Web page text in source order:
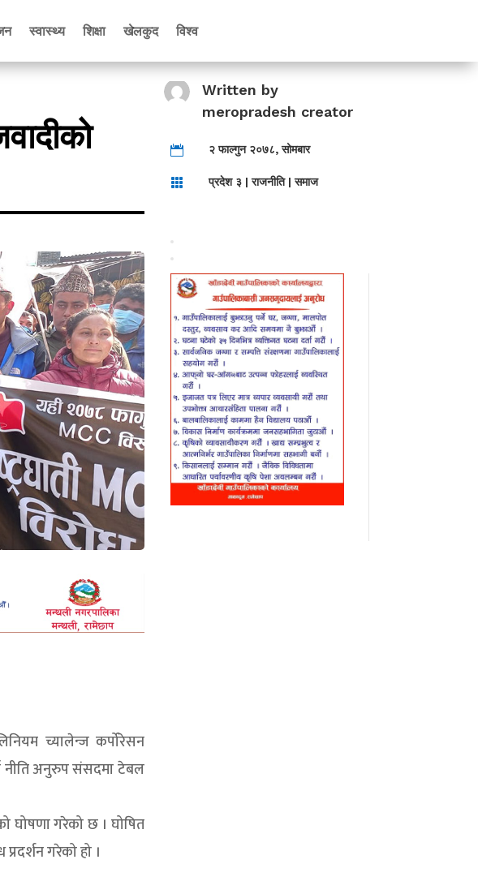
स्वास्थ्य शिक्षा खेलकुद विश्व
Written by
meropradesh creator
 २ फाल्गुन २०७८, सोमबार
 प्रदेश ३ |राजनीति|समाज
च्यालेन्ज कर्पोरेसन
नीति अनुरुप संसदमा टेबल
गरेको छ । घोषित
गरेको हो ।